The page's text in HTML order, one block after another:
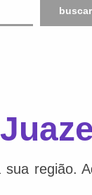
buscar
região.